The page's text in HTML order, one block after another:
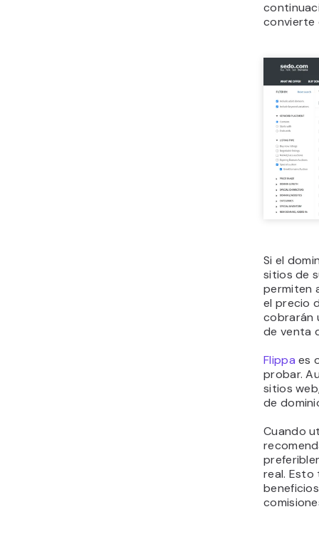
convierte
Si el
sitios de
permiten
el precio
cobrarán
de venta
Flippa es
probar.
sitios
de
Cuando
real. Esto